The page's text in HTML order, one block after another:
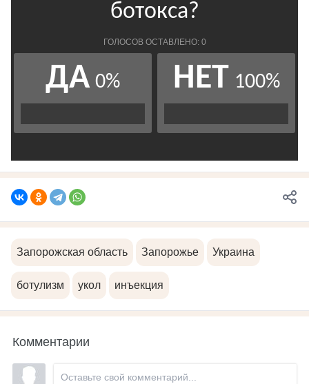
Запорожская область Запорожье Украина
ботулизм укол инъекция
Комментарии